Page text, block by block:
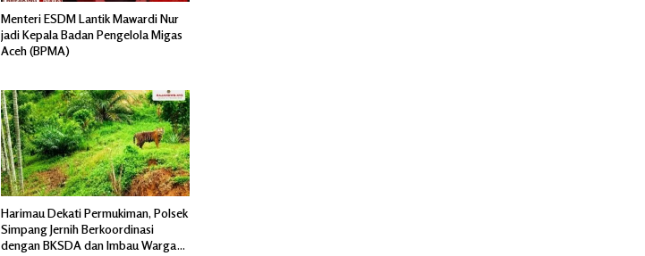
Menteri ESDM Lantik Mawardi Nur
jadi Kepala Badan Pengelola Migas
Aceh (BPMA)
Harimau Dekati Permukiman, Polsek
Simpang Jernih Berkoordinasi
dengan BKSDA dan Imbau Warga